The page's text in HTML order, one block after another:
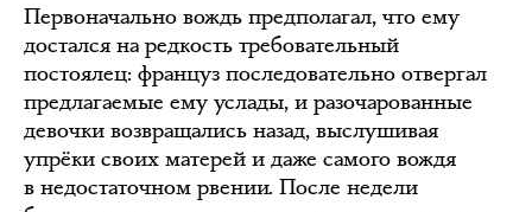
Первоначально вождь предполагал, что ему
достался на редкость требовательный
постоялец: француз последовательно отвергал
предлагаемые ему услады, и разочарованные
девочки возвращались назад, выслушивая
упрёки своих матерей и даже самого вождя
в недостаточном рвении. После недели